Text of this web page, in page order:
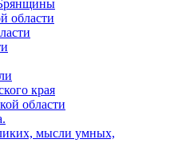
области
края
области
мысли умных,